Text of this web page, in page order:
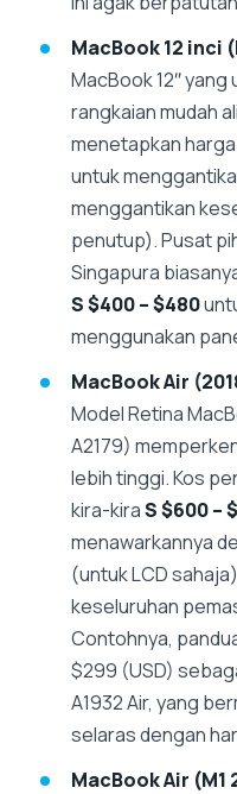
MacBook 12 inci
MacBook 12″
rangkaian mudah
menetapkan harga
untuk
menggantikan
penutup). Pusat
Singapura
S $400 – $480
menggunakan
MacBook Air
Model Retina
A2179)
lebih tinggi. Kos
kira-kiraS $600 –
menawarkannya
(untuk LCD
keseluruhan
Contohnya,
$299 (USD)
A1932 Air, yang
selaras dengan
MacBook Air (M1